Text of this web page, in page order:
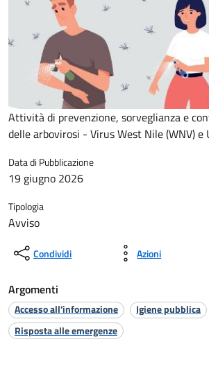
Attività di prevenzione, sorveglianza e
delle arbovirosi - Virus West Nile (WNV) e
Data di Pubblicazione
19 giugno 2026
Tipologia
Avviso
Condividi Azioni
Argomenti
Accesso all'informazione
Igiene pubblica
Risposta alle emergenze